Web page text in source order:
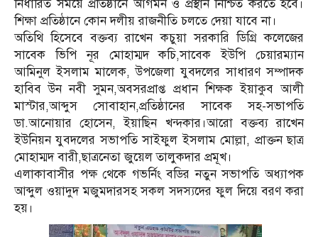
নির্ধারিত সময়ে প্রতিষ্ঠানে আগমন ও প্রস্থান নিশ্চিত করতে হবে।
শিক্ষা প্রতিষ্ঠানে কোন দলীয় রাজনীতি চলতে দেয়া যাবে না।
অতিথি হিসেবে বক্তব্য রাখেন কচুয়া সরকারি ডিগ্রি কলেজের
সাবেক ভিপি নূর মোহাম্মদ কচি,সাবেক ইউপি চেয়ারম্যান
আমিনুল ইসলাম মালেক, উপজেলা যুবদলের সাধারণ সম্পাদক
হাবিব উন নবী সুমন,অবসরপ্রাপ্ত প্রধান শিক্ষক ইয়াকুব আলী
মাস্টার,আব্দুস সোবাহান,প্রতিষ্ঠানের সাবেক সহ-সভাপতি
ডা.আনোয়ার হোসেন, ইয়াছিন খন্দকার।আরো বক্তব্য রাখেন
ইউনিয়ন যুবদলের সভাপতি সাইফুল ইসলাম মোল্লা, প্রাক্তন ছাত্র
মোহাম্মদ বারী,ছাত্রনেতা জুয়েল তালুকদার প্রমূখ।
এলাকাবাসীর পক্ষ থেকে গভর্নিং বডির নতুন সভাপতি অধ্যাপক
আব্দুল ওয়াদুদ মজুমদারসহ সকল সদস্যদের ফুল দিয়ে বরণ করা
হয়।